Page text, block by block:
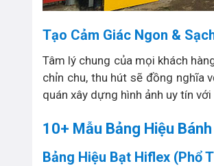
Tạo Cảm Giác Ngon &
Tâm lý chung của mọi khách
chỉn chu, thu hút sẽ đồng nghĩa
quán xây dựng hình ảnh uy tín
10+ Mẫu Bảng Hiệu
Bảng Hiệu Bạt Hiflex (Phổ